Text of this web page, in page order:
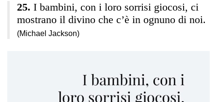
I bambini, con i loro sorrisi giocosi, ci
mostrano il divino che c’è in ognuno di noi.
(Michael Jackson)